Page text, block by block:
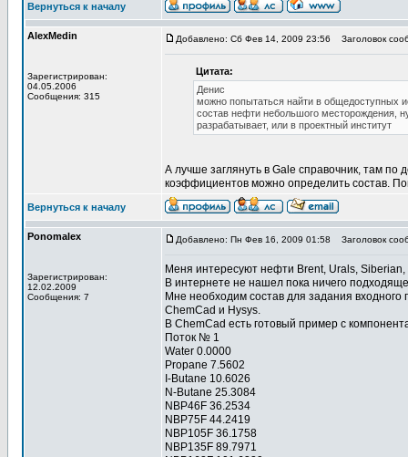
Вернуться к началу
AlexMedin
Зарегистрирован:
04.05.2006
Сообщения: 315
Добавлено: Сб Фев 14, 2009 23:56 Заголовок
Цитата:
Денис
можно попытаться найти в общедоступных
состав нефти небольшого месторождения,
разрабатывает, или в проектный институт
А лучше заглянуть в Gale справочник, там
коэффициентов можно определить состав.
Вернуться к началу
Ponomalex
Зарегистрирован:
12.02.2009
Сообщения: 7
Добавлено: Пн Фев 16, 2009 01:58 Заголовок
Меня интересуют нефти Brent, Urals, Siberian,
В интернете не нашел пока ничего
Мне необходим состав для задания
ChemCad и Hysys.
В ChemCad есть готовый пример с
Поток № 1
Water 0.0000
Propane 7.5602
I-Butane 10.6026
N-Butane 25.3084
NBP46F 36.2534
NBP75F 44.2419
NBP105F 36.1758
NBP135F 89.7971